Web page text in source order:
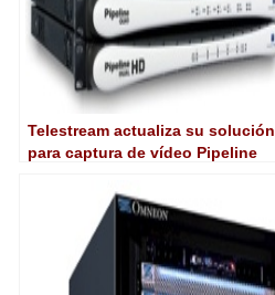
Telestream actualiza su solución
para captura de vídeo Pipeline